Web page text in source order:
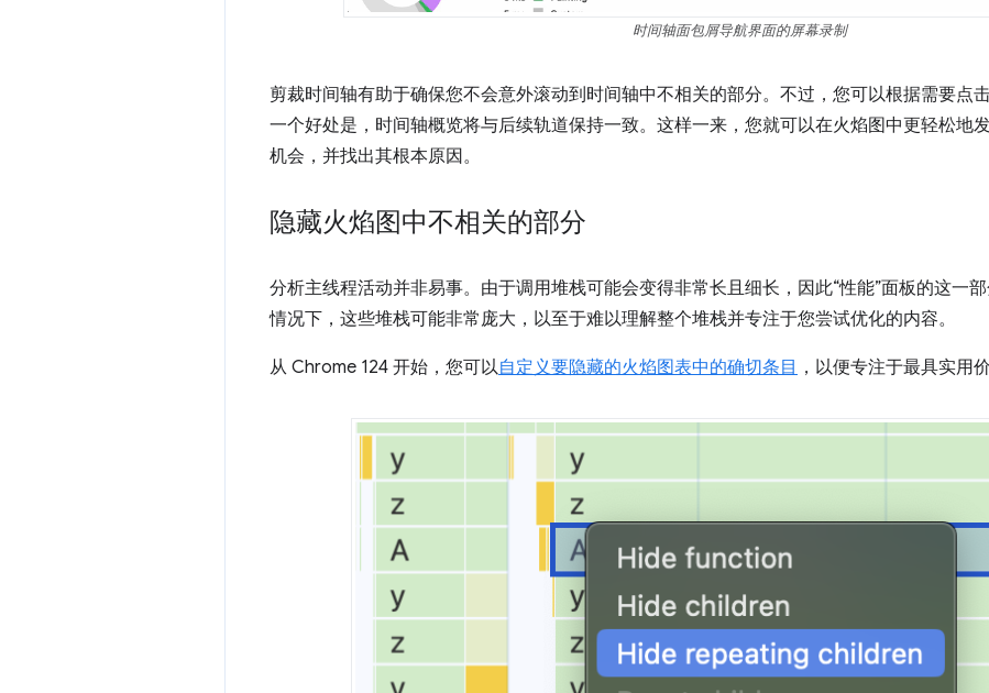
时间轴面包屑导航界面的屏幕录制
剪裁时间轴有助于确保您不会意外滚动到时间轴中不相关的部分。不过，您可以根据需要点
一个好处是，时间轴概览将与后续轨道保持一致。这样一来，您就可以在火焰图中更轻松地
机会，并找出其根本原因。
隐藏火焰图中不相关的部分
分析主线程活动并非易事。由于调用堆栈可能会变得非常长且细长，因此“性能”面板的这一
情况下，这些堆栈可能非常庞大，以至于难以理解整个堆栈并专注于您尝试优化的内容。
从 Chrome 124 开始，您可以自定义要隐藏的火焰图表中的确切条目 ，以便专注于最具实用